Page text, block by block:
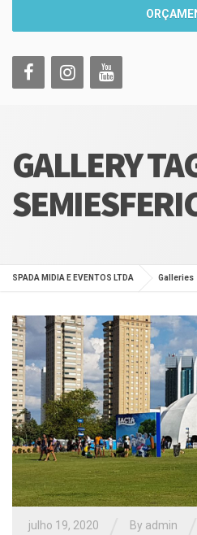
GALLERY
SPADA MIDIA E EVENTOS LTDA Galleries
julho 19, 2020 By admin